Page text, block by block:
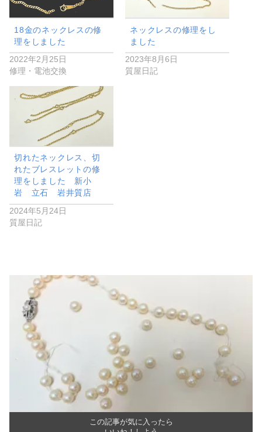
18金のネックレスの修
理をしました
2022年2月25日
修理・電池交換
ネックレスの修理をし
ました
2023年8月6日
質屋日記
切れたネックレス、切
れたブレスレットの修
理をしました 新小
岩 立石 岩井質店
2024年5月24日
質屋日記
この記事が気に入ったら